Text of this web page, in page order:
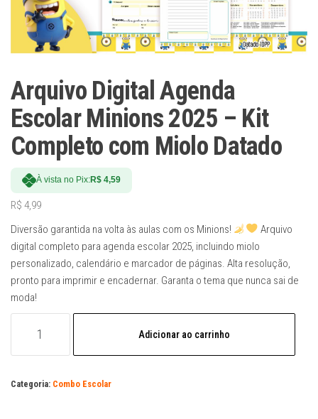
Arquivo Digital Agenda
Escolar Minions 2025 – Kit
Completo com Miolo Datado
À vista no Pix:R$ 4,59
R$ 4,99
Diversão garantida na volta às aulas com os Minions!
Arquivo
digital completo para agenda escolar 2025, incluindo miolo
personalizado, calendário e marcador de páginas. Alta resolução,
pronto para imprimir e encadernar. Garanta o tema que nunca sai de
moda!
Agenda
Minions
Adicionar ao carrinho
Categoria: Combo Escolar